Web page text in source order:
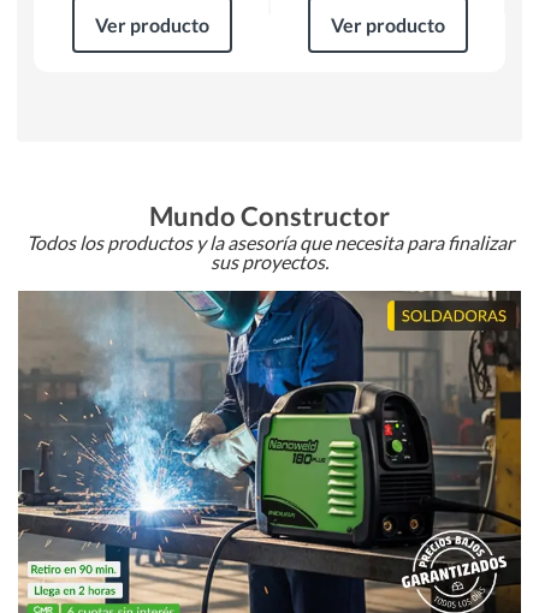
Ver producto Ver producto
Mundo Constructor
Todos los productos y la asesoría que necesita para finalizar
sus proyectos.